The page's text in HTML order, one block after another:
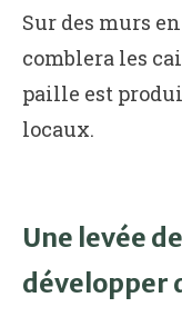
Sur des murs
comblera les
paille est
locaux.
Une levée
développer